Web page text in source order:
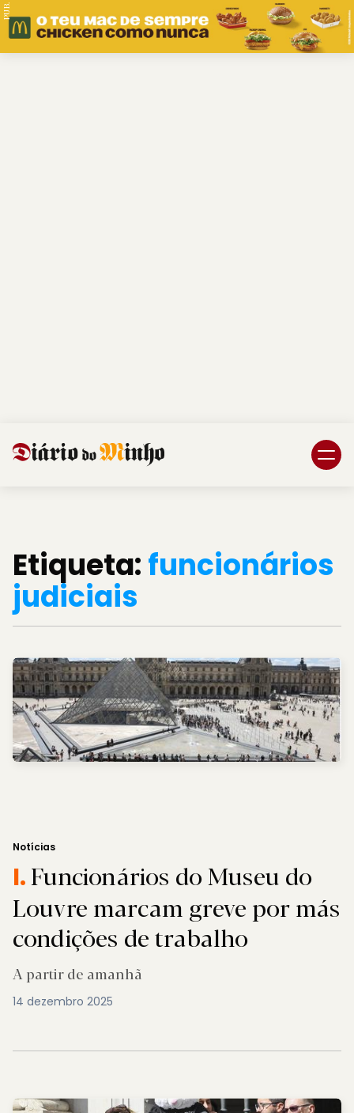
PUB.
Etiqueta:funcionários
judiciais
Notícias
I.Funcionários do Museu do
Louvre marcam greve por más
condições de trabalho
A partir de amanhã
14 dezembro 2025